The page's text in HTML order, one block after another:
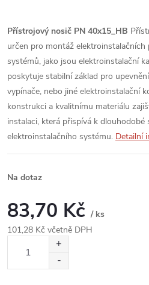
Přístrojový nosič PN 40x15_HB
určen pro montáž
systémů, jako jsou elektroinstalační
poskytuje stabilní základ pro
vypínače, nebo jiné elektroinstalační
konstrukci a kvalitnímu materiálu
instalaci, která přispívá k dlouhodobé
elektroinstalačního systému. Detailní
Na dotaz
83,70 Kč / ks
101,28 Kč včetně DPH